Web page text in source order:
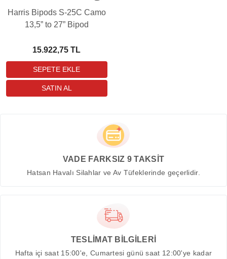
Harris Bipods S-25C Camo
13,5” to 27” Bipod
15.922,75 TL
VADE FARKSIZ 9 TAKSİT
Hatsan Havalı Silahlar ve Av Tüfeklerinde geçerlidir.
TESLİMAT BİLGİLERİ
Hafta içi saat 15:00'e, Cumartesi günü saat 12:00'ye kadar